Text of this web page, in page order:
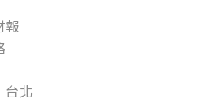
報
台北